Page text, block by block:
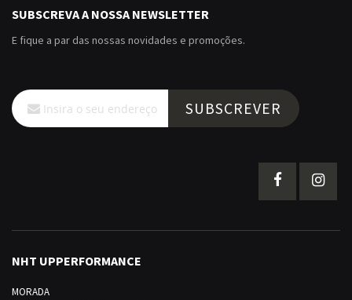
SUBSCREVA A NOSSA NEWSLETTER
E fique a par das nossas novidades e promoções.
Subscreva
a
nossa
SUBSCREVER
NHT UPPERFORMANCE
MORADA